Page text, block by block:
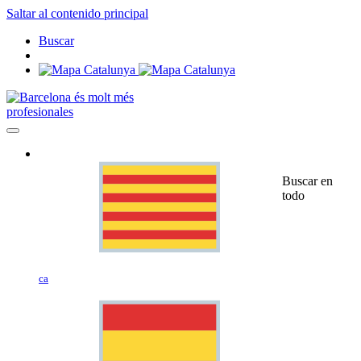
Saltar al contenido principal
Buscar
profesionales
ca
Buscar en
todo